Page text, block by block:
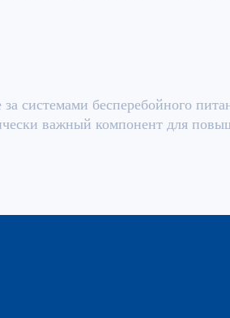
системами бесперебойного
важный компонент для